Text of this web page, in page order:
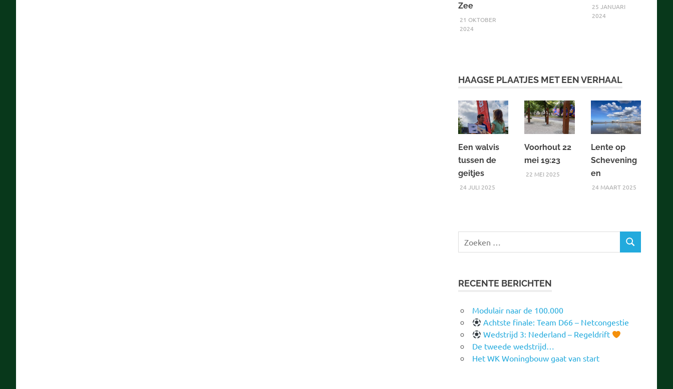
Zee
21 OKTOBER
2024
25 JANUARI
2024
HAAGSE PLAATJES MET EEN VERHAAL
Een walvis
tussen de
geitjes
24 JULI 2025
Voorhout 22
mei 19:23
22 MEI 2025
Lente op
Schevening
en
24 MAART 2025
naar:
ZOEKEN
RECENTE BERICHTEN
Modulair naar de 100.000
Achtste finale: Team D66 – Netcongestie
Wedstrijd 3: Nederland – Regeldrift
De tweede wedstrijd…
Het WK Woningbouw gaat van start